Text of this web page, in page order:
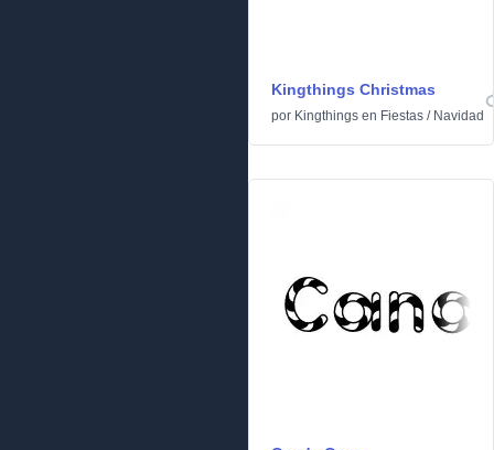
Kingthings Christmas
por Kingthings en Fiestas / Navidad